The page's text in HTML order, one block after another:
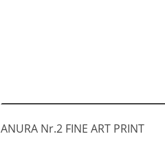
ANURA Nr.2 FINE ART PRINT